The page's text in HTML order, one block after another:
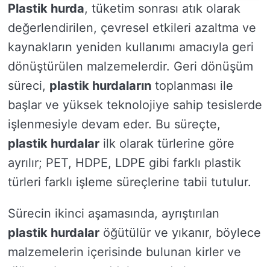
Plastik hurda, tüketim sonrası atık olarak
değerlendirilen, çevresel etkileri azaltma ve
kaynakların yeniden kullanımı amacıyla geri
dönüştürülen malzemelerdir. Geri dönüşüm
süreci, plastik hurdaların toplanması ile
başlar ve yüksek teknolojiye sahip tesislerde
işlenmesiyle devam eder. Bu süreçte,
plastik hurdalar ilk olarak türlerine göre
ayrılır; PET, HDPE, LDPE gibi farklı plastik
türleri farklı işleme süreçlerine tabii tutulur.
Sürecin ikinci aşamasında, ayrıştırılan
plastik hurdalar öğütülür ve yıkanır, böylece
malzemelerin içerisinde bulunan kirler ve